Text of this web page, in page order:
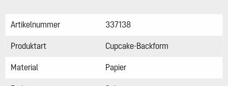
Artikelnummer 337138
Produktart Cupcake-Backform
Material Papier